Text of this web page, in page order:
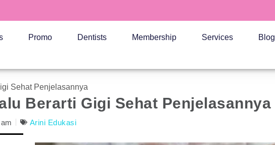
Promo Dentists Membership Services Blog
Sehat Penjelasannya
Berarti Gigi Sehat Penjelasannya
Arini Edukasi